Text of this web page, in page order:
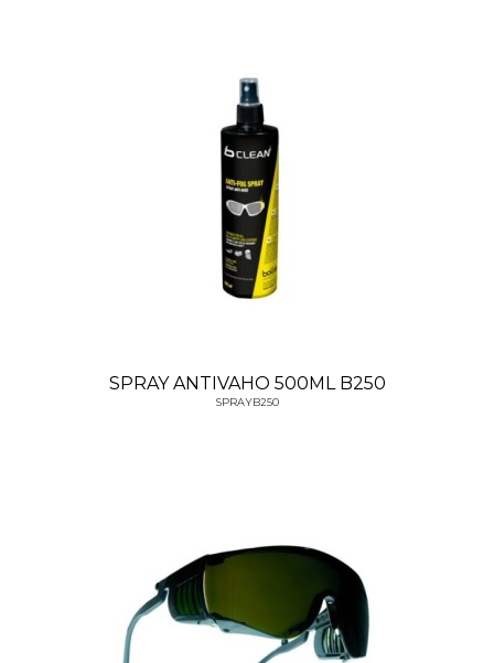
SPRAY ANTIVAHO 500ML B250
SPRAYB250